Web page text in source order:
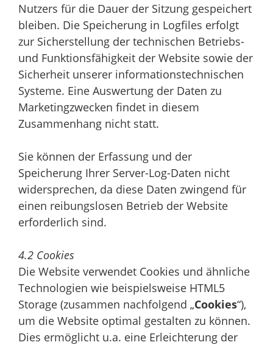
Nutzers für die Dauer der Sitzung gespeichert
bleiben. Die Speicherung in Logfiles erfolgt
zur Sicherstellung der technischen Betriebs-
und Funktionsfähigkeit der Website sowie der
Sicherheit unserer informationstechnischen
Systeme. Eine Auswertung der Daten zu
Marketingzwecken findet in diesem
Zusammenhang nicht statt.
Sie können der Erfassung und der
Speicherung Ihrer Server-Log-Daten nicht
widersprechen, da diese Daten zwingend für
einen reibungslosen Betrieb der Website
erforderlich sind.
4.2 Cookies
Die Website verwendet Cookies und ähnliche
Technologien wie beispielsweise HTML5
Storage (zusammen nachfolgend „Cookies“),
um die Website optimal gestalten zu können.
Dies ermöglicht u.a. eine Erleichterung der